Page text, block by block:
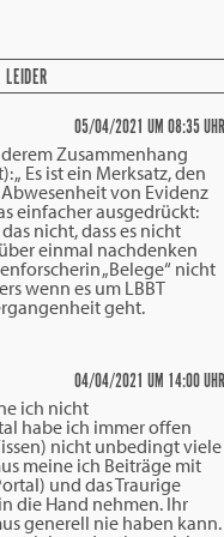
05/04/2021 UM 08:35 UHR
Zusammenhang
Es ist ein Merksatz, den
von Evidenz
einfacher ausgedrückt:
nicht, dass es nicht
einmal nachdenken
„Belege“ nicht
wenn es um LBBT
geht.
04/04/2021 UM 14:00 UHR
ich nicht
habe ich immer offen
nicht unbedingt viele
meine ich Beiträge mit
und das Traurige
die Hand nehmen. Ihr
generell nie haben kann.